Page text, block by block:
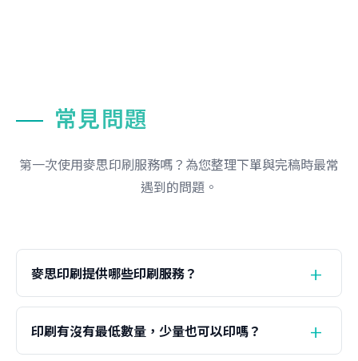
常見問題
第一次使用麥思印刷服務嗎？為您整理下單與完稿時最常
遇到的問題。
麥思印刷提供哪些印刷服務？
印刷有沒有最低數量，少量也可以印嗎？